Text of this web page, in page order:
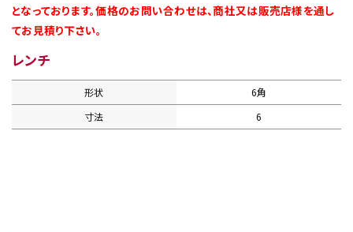
となっております。価格のお問い合わせは、商社又は販売店様を通し
てお見積り下さい。
レンチ
形状
6角
寸法
6